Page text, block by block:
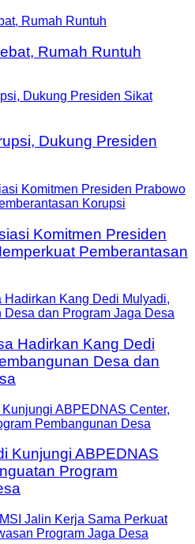
Rumah Runtuh
Dukung Presiden
Komitmen Presiden
Pemberantasan
Hadirkan Kang Dedi
Desa dan
Kunjungi ABPEDNAS
Program